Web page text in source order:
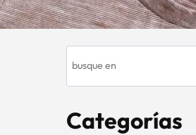
Categorías